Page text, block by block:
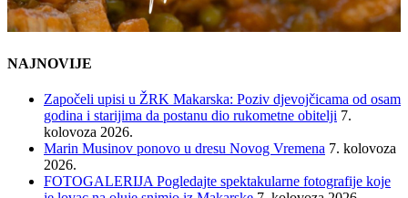
NAJNOVIJE
Započeli upisi u ŽRK Makarska: Poziv djevojčicama od osam
godina i starijima da postanu dio rukometne obitelji 7.
kolovoza 2026.
Marin Musinov ponovo u dresu Novog Vremena 7. kolovoza
2026.
FOTOGALERIJA Pogledajte spektakularne fotografije koje